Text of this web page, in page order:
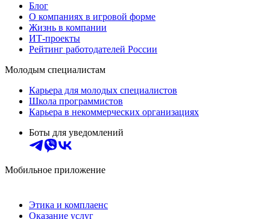
Блог
О компаниях в игровой форме
Жизнь в компании
ИТ-проекты
Рейтинг работодателей России
Молодым специалистам
Карьера для молодых специалистов
Школа программистов
Карьера в некоммерческих организациях
Боты для уведомлений
Мобильное приложение
Этика и комплаенс
Оказание услуг